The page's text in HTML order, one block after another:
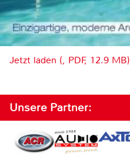
Jetzt laden (, PDF, 12.9 MB)
Unsere Partner: